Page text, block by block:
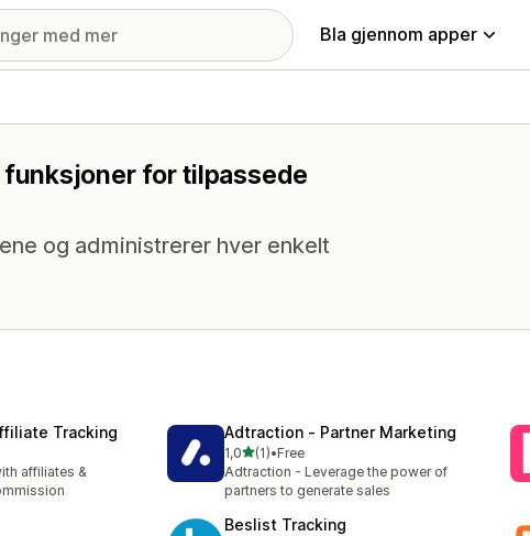
Bla gjennom apper
for tilpassede
og administrerer hver enkelt
Tracking
affiliates &
Adtraction ‑ Partner Marketing
1,0av 5 stjerner
(1)
Totalt 1 omtaler
•Free
Adtraction - Leverage the power of
partners to generate sales
Beslist Tracking